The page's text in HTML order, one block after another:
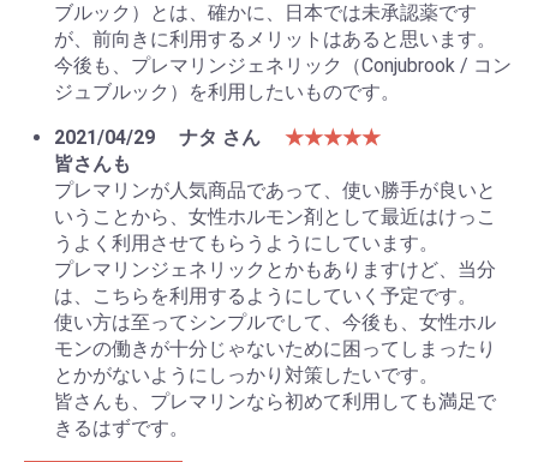
ブルック）とは、確かに、日本では未承認薬です
が、前向きに利用するメリットはあると思います。
今後も、プレマリンジェネリック（Conjubrook / コン
ジュブルック）を利用したいものです。
2021/04/29
ナタ さん
★★★★★
皆さんも
プレマリンが人気商品であって、使い勝手が良いと
いうことから、女性ホルモン剤として最近はけっこ
うよく利用させてもらうようにしています。
プレマリンジェネリックとかもありますけど、当分
は、こちらを利用するようにしていく予定です。
使い方は至ってシンプルでして、今後も、女性ホル
モンの働きが十分じゃないために困ってしまったり
とかがないようにしっかり対策したいです。
皆さんも、プレマリンなら初めて利用しても満足で
きるはずです。